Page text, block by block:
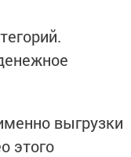
выгрузки
этого